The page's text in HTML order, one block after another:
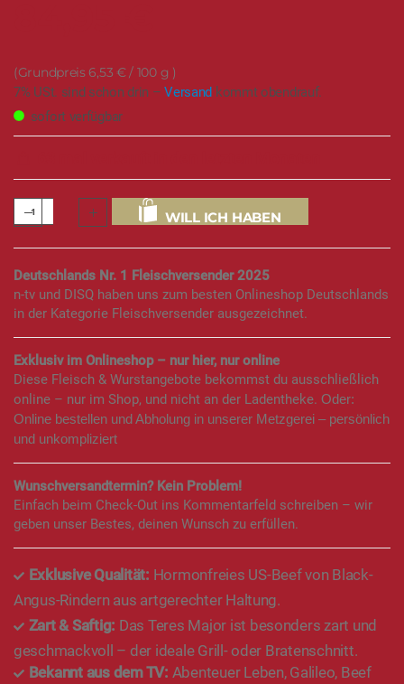
6,53 €/ 100 g
7% USt. sind schon drin –Versand kommt obendrauf.
sofort verfügbar
WILL ICH HABEN
Deutschlands Nr. 1 Fleischversender 2025
n-tv und DISQ haben uns zum besten Onlineshop Deutschlands
in der Kategorie Fleischversender ausgezeichnet.
Exklusiv im Onlineshop – nur hier, nur online
Diese Fleisch & Wurstangebote bekommst du ausschließlich
online – nur im Shop, und nicht an der Ladentheke. Oder:
Online bestellen und Abholung in unserer Metzgerei – persönlich
und unkompliziert
Wunschversandtermin? Kein Problem!
Einfach beim Check-Out ins Kommentarfeld schreiben – wir
geben unser Bestes, deinen Wunsch zu erfüllen.
Exklusive Qualität: Hormonfreies US-Beef von Black-
Angus-Rindern aus artgerechter Haltung.
Zart & Saftig: Das Teres Major ist besonders zart und
geschmackvoll – der ideale Grill- oder Bratenschnitt.
Bekannt aus dem TV: Abenteuer Leben, Galileo, Beef